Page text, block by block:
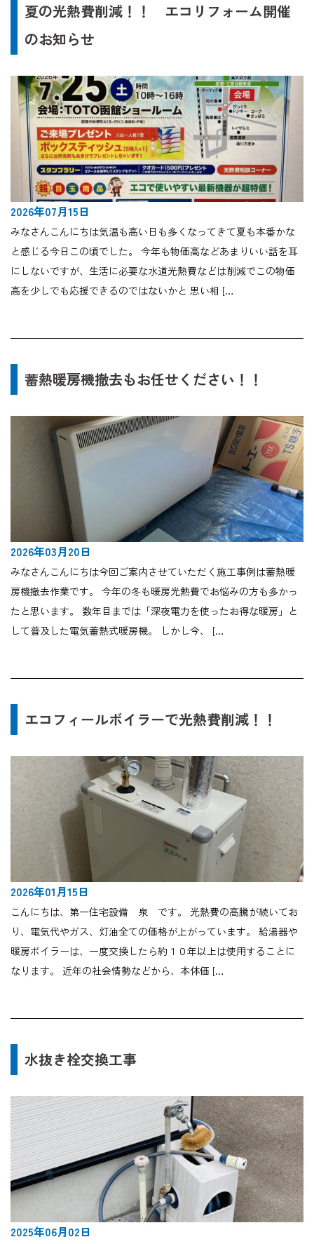
夏の光熱費削減！！ エコリフォーム開催
のお知らせ
2026年07月15日
みなさんこんにちは気温も高い日も多くなってきて夏も本番かな
と感じる今日この頃でした。 今年も物価高などあまりいい話を耳
にしないですが、生活に必要な水道光熱費などは削減でこの物価
高を少しでも応援できるのではないかと 思い相 […
蓄熱暖房機撤去もお任せください！！
2026年03月20日
みなさんこんにちは今回ご案内させていただく施工事例は蓄熱暖
房機撤去作業です。 今年の冬も暖房光熱費でお悩みの方も多かっ
たと思います。 数年目までは「深夜電力を使ったお得な暖房」と
して普及した電気蓄熱式暖房機。 しかし今、 […
エコフィールボイラーで光熱費削減！！
2026年01月15日
こんにちは、第一住宅設備 泉 です。 光熱費の高騰が続いてお
り、電気代やガス、灯油全ての価格が上がっています。 給湯器や
暖房ボイラーは、一度交換したら約１０年以上は使用することに
なります。 近年の社会情勢などから、本体価 […
水抜き栓交換工事
2025年06月02日